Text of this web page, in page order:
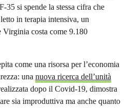
35 si spende la stessa cifra che
in terapia intensiva, un
Virginia costa come 9.180
come una risorsa per l’economia
una nuova ricerca dell’unità
dopo il Covid-19, dimostra
sia improduttiva ma anche quanto